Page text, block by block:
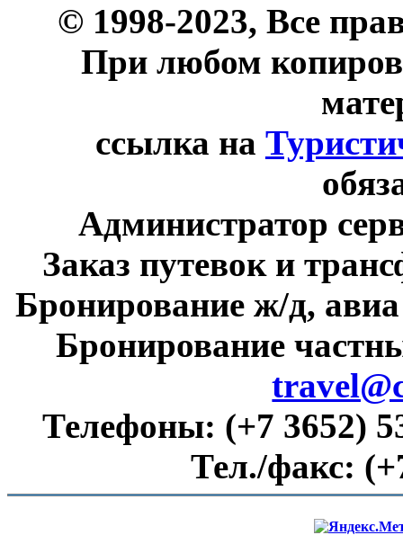
© 1998-2023, Все
При любом
ссылка на
Администратор
Заказ путевок и
Бронирование ж/д,
Бронирование
Телефоны: (+7 3652)
Тел./факс: